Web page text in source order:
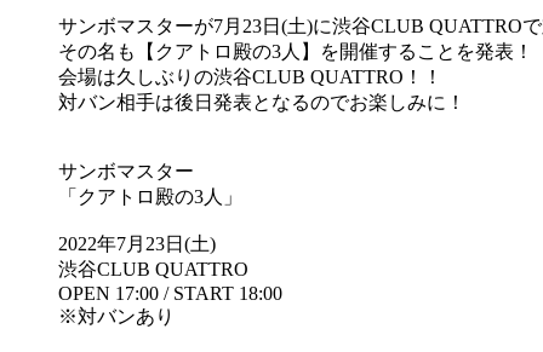
サンボマスターが7月23日(土)に渋谷CLUB QUATTRO
その名も【クアトロ殿の3人】を開催することを発表！
会場は久しぶりの渋谷CLUB QUATTRO！！
対バン相手は後日発表となるのでお楽しみに！
サンボマスター
「クアトロ殿の3人」
2022年7月23日(土)
渋谷CLUB QUATTRO
OPEN 17:00 / START 18:00
※対バンあり